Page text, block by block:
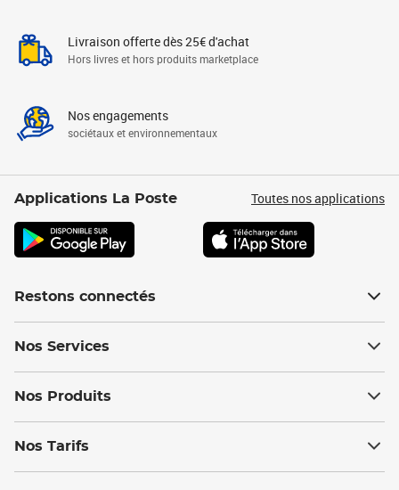
Livraison offerte dès 25€ d'achat
Hors livres et hors produits marketplace
Nos engagements
sociétaux et environnementaux
Applications La Poste Toutes nos applications
Restons connectés
Nos Services
Nos Produits
Nos Tarifs